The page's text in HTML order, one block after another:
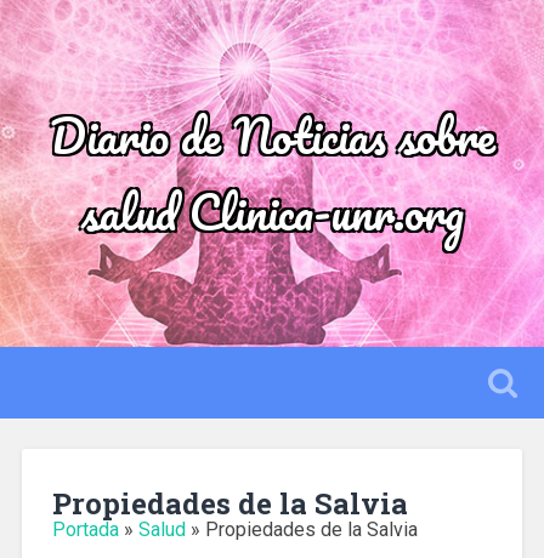
Diario de Noticias sobre
salud Clinica-unr.org
Propiedades de la Salvia
Portada» Salud» Propiedades de la Salvia